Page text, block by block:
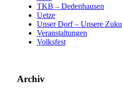
TKB – Dedenhausen
Uetze
Unser Dorf – Unsere
Veranstaltungen
Volksfest
Archiv